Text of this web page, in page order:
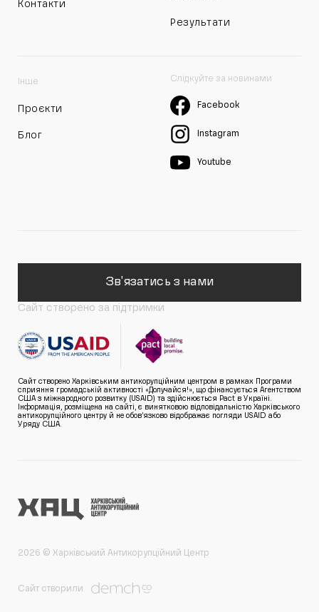
Контакти
Результати
Інше
Проєкти
Блог
Слідкуйте за новинами
Facebook
Instagram
Youtube
Зв'язатись з нами
Сайт створено за підтримки
Сайт створено Харківським антикорупційним центром в рамках Програми
сприяння громадській активності «Долучайся!», що фінансується Агентством
США з міжнародного розвитку (USAID) та здійснюється Pact в Україні.
Інформація, розміщена на сайті, є винятковою відповідальністю Харківського
антикорупційного центру й не обов’язково відображає погляди USAID або
Уряду США.
2026 © Харківський Антикорупційний Центр
Сайт створили